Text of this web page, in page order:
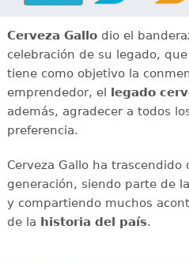
Cerveza Gallodio el
celebración de su legado,
tiene como objetivo la
emprendedor, el legado
además, agradecer a todos
preferencia.
Cerveza Gallo ha trascendido
generación, siendo parte de la
y compartiendo muchos
de la historia del país.